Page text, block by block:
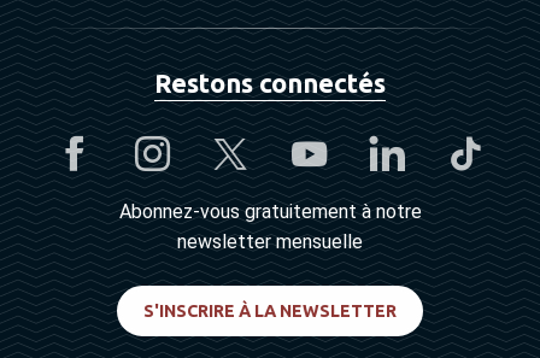
Restons connectés
Abonnez-vous gratuitement à notre
newsletter mensuelle
S'INSCRIRE À LA NEWSLETTER